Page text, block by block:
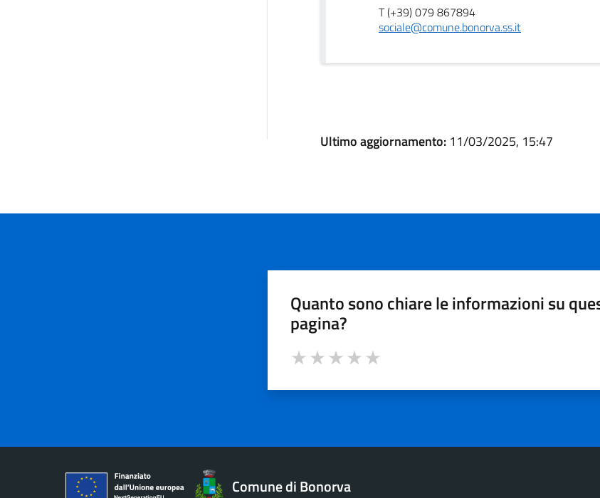
T (+39) 079 867894
sociale@comune.bonorva.ss.it
Ultimo aggiornamento: 11/03/2025, 15:47
Quanto sono chiare le informazioni su
pagina?
Comune di Bonorva